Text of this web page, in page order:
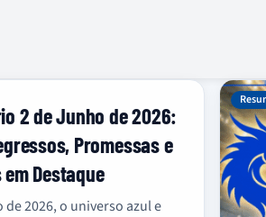
2 de Junho de 2026:
Promessas e
Destaque
de 2026, o universo azul e